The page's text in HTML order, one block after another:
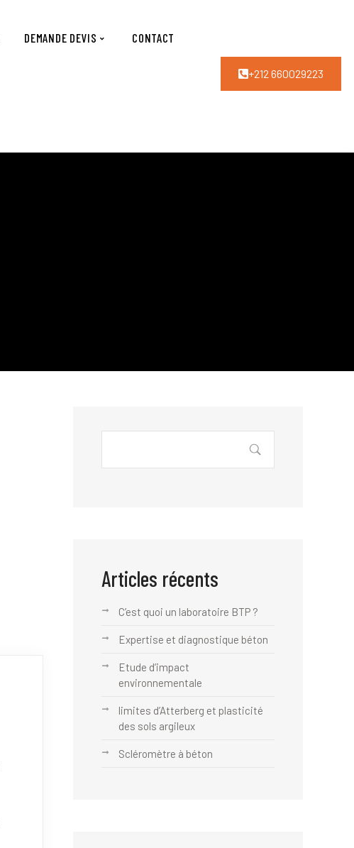
DEMANDE DEVIS CONTACT
+212 660029223
Articles récents
C’est quoi un laboratoire BTP ?
Expertise et diagnostique béton
Etude d’impact
environnementale
limites d’Atterberg et plasticité
des sols argileux
Scléromètre à béton